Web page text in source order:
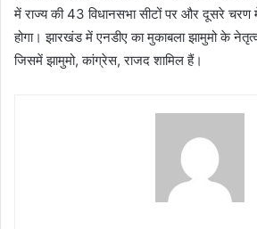
में राज्य की 43 विधानसभा सीटों पर और दूसरे चरण
होगा। झारखंड में एनडीए का मुकाबला झामुमो के
जिसमें झामुमो, कांग्रेस, राजद शामिल हैं।